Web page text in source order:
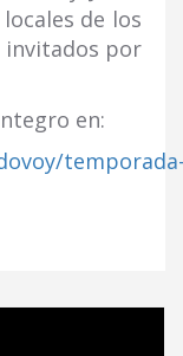
de los
invitados por
en: